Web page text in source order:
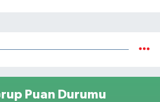
Puan Durumu